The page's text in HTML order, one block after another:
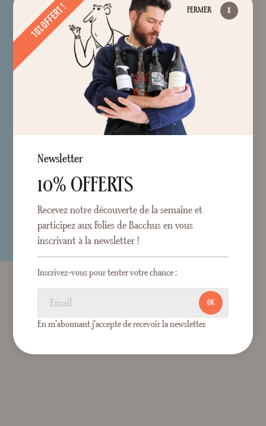
FERMER
10% OFFERT !
Newsletter
10% OFFERTS
Recevez notre découverte de la semaine et
participez aux Folies de Bacchus en vous
inscrivant à la newsletter !
Inscrivez-vous pour tenter votre chance :
OK
En m'abonnant j'accepte de recevoir la newsletter.